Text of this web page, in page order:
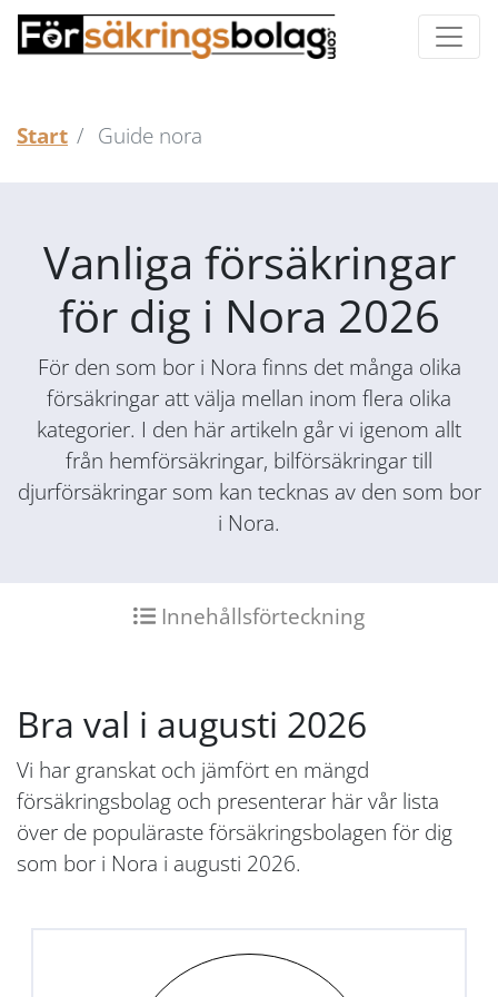
Start Guide nora
Vanliga försäkringar
för dig i Nora 2026
För den som bor i Nora finns det många olika
försäkringar att välja mellan inom flera olika
kategorier. I den här artikeln går vi igenom allt
från hemförsäkringar, bilförsäkringar till
djurförsäkringar som kan tecknas av den som bor
i Nora.
Innehållsförteckning
Bra val i augusti 2026
Vi har granskat och jämfört en mängd
försäkringsbolag och presenterar här vår lista
över de populäraste försäkringsbolagen för dig
som bor i Nora i augusti 2026.